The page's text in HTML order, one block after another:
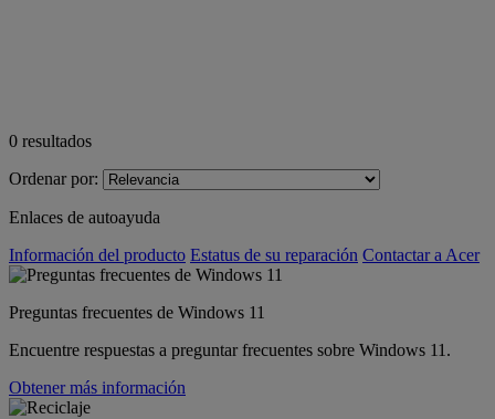
0 resultados
Ordenar por:
Enlaces de autoayuda
Información del producto Estatus de su reparación Contactar a Acer
Preguntas frecuentes de Windows 11
Encuentre respuestas a preguntar frecuentes sobre Windows 11.
Obtener más información